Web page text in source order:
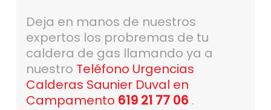
Deja en manos de nuestros
expertos los probremas de tu
caldera de gas llamando ya a
nuestro Teléfono Urgencias
Calderas Saunier Duval en
Campamento 619 21 77 06 .